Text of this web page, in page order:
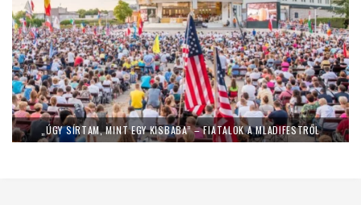
„ÚGY SÍRTAM, MINT EGY KISBABA” – FIATALOK A MLADIFESTRŐL